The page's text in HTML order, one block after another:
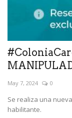
May 7, 2024 0
Se realiza una
habilitante.